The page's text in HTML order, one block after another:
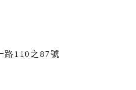
路110之87號